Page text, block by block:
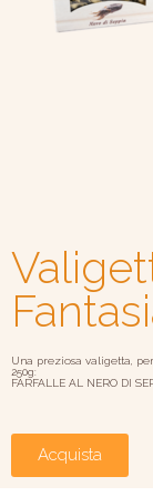
Una preziosa valigetta,
250g:
FARFALLE AL NERO DI
Acquista